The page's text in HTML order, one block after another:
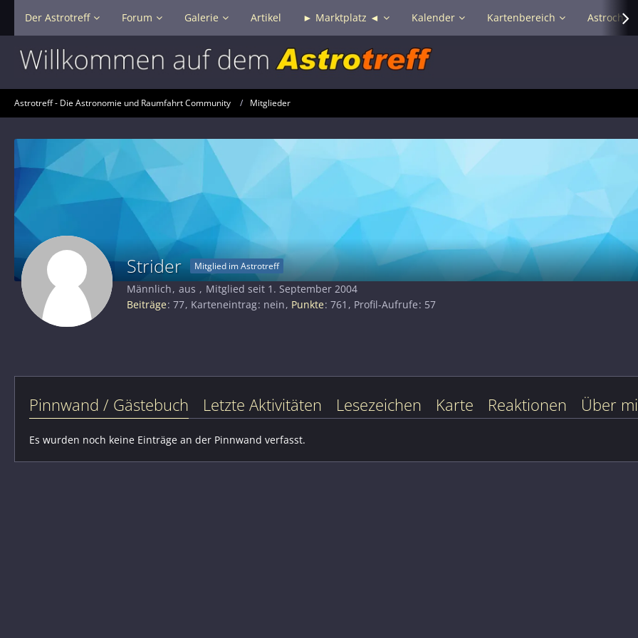
Der Astrotreff Forum Galerie Artikel ► Marktplatz ◄ Kalender Kartenbereich Astrochat
Astrotreff - Die Astronomie und Raumfahrt Community Mitglieder
Strider Mitglied im Astrotreff
Männlich aus
Mitglied seit 1. September 2004
Beiträge 77 Karteneintrag nein Punkte 761 Profil-Aufrufe 57
Pinnwand / Gästebuch Letzte Aktivitäten Lesezeichen Karte Reaktionen Über
Es wurden noch keine Einträge an der Pinnwand verfasst.